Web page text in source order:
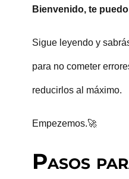
Bienvenido, te
Sigue leyendo y
para no cometer
reducirlos al máximo.
Empezemos.🚀
Pasos